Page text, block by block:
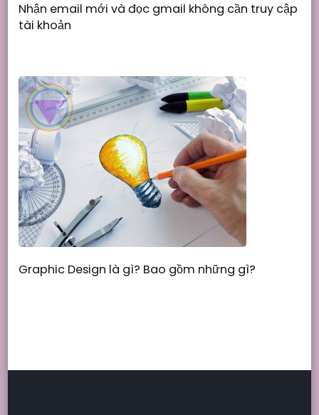
Nhận email mới và đọc gmail không cần truy cập
tài khoản
Graphic Design là gì? Bao gồm những gì?